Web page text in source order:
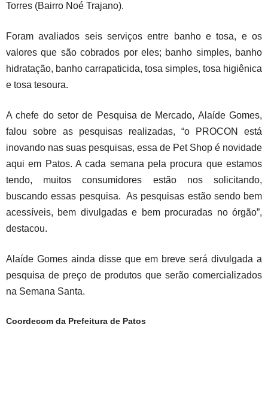
Torres (Bairro Noé Trajano).
Foram avaliados seis serviços entre banho e tosa, e os
valores que são cobrados por eles; banho simples, banho
hidratação, banho carrapaticida, tosa simples, tosa higiênica
e tosa tesoura.
A chefe do setor de Pesquisa de Mercado, Alaíde Gomes,
falou sobre as pesquisas realizadas, “o PROCON está
inovando nas suas pesquisas, essa de Pet Shop é novidade
aqui em Patos. A cada semana pela procura que estamos
tendo, muitos consumidores estão nos solicitando,
buscando essas pesquisa. As pesquisas estão sendo bem
acessíveis, bem divulgadas e bem procuradas no órgão”,
destacou.
Alaíde Gomes ainda disse que em breve será divulgada a
pesquisa de preço de produtos que serão comercializados
na Semana Santa.
Coordecom da Prefeitura de Patos